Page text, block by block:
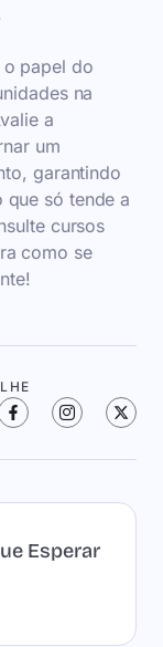
papel do
na
a
um
garantindo
só tende a
cursos
como se
Esperar